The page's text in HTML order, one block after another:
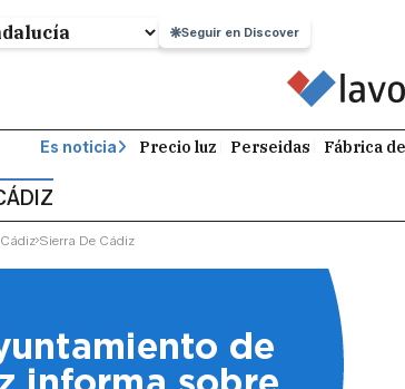
Seguir en Discover
Es noticia Precio luz Perseidas Fábrica
Sierra De Cádiz